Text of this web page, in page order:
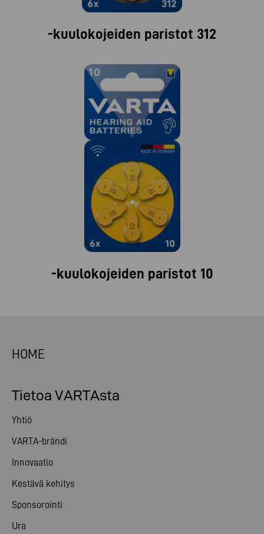
-kuulokojeiden paristot 312
-kuulokojeiden paristot 10
HOME
Tietoa VARTAsta
Yhtiö
VARTA-brändi
Innovaatio
Kestävä kehitys
Sponsorointi
Ura